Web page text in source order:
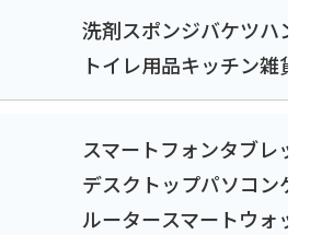
洗剤スポンジバケツハン
トイレ用品キッチン雑貨
スマートフォンタブレッ
デスクトップパソコンゲ
ルータースマートウォッ